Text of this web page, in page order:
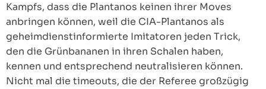
Kampfs, dass die Plantanos keinen ihrer Moves
anbringen können, weil die CIA-Plantanos als
geheimdienstinformierte Imitatoren jeden Trick,
den die Grünbananen in ihren Schalen haben,
kennen und entsprechend neutralisieren können.
Nicht mal die timeouts, die der Referee großzügig